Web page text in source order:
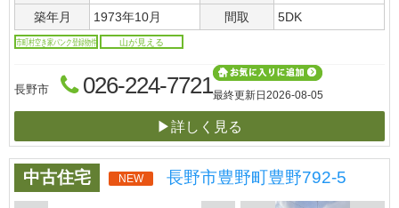
築年月
1973年10月 間取 5DK
市町村空き家バンク登録物件 山が見える
長野市 026-224-7721最終更新日 2026-08-05
▶詳しく見る
中古住宅 NEW 長野市豊野町豊野792-5